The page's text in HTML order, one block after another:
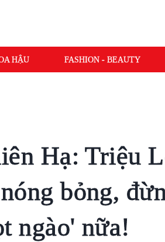
HẬU FASHION - BEAUTY
Hạ: Triệu
bỏng,
ngào' nữa!